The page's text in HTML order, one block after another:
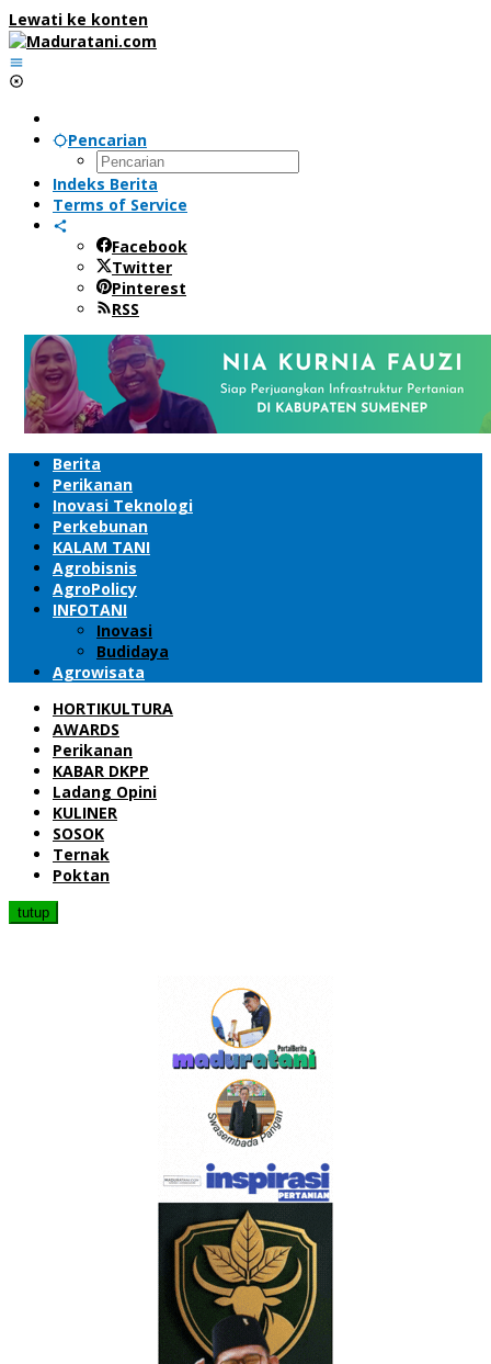
Lewati ke konten
Pencarian
Indeks Berita
Terms of Service
Facebook
Twitter
Pinterest
RSS
Berita
Perikanan
Inovasi Teknologi
Perkebunan
KALAM TANI
Agrobisnis
AgroPolicy
INFOTANI
Inovasi
Budidaya
Agrowisata
HORTIKULTURA
AWARDS
Perikanan
KABAR DKPP
Ladang Opini
KULINER
SOSOK
Ternak
Poktan
tutup